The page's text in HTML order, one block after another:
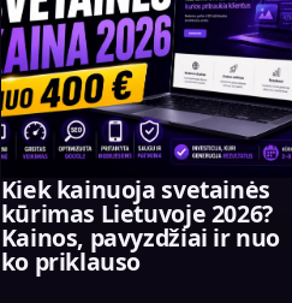
Kiek kainuoja svetainės
kūrimas Lietuvoje 2026?
Kainos, pavyzdžiai ir nuo
ko priklauso